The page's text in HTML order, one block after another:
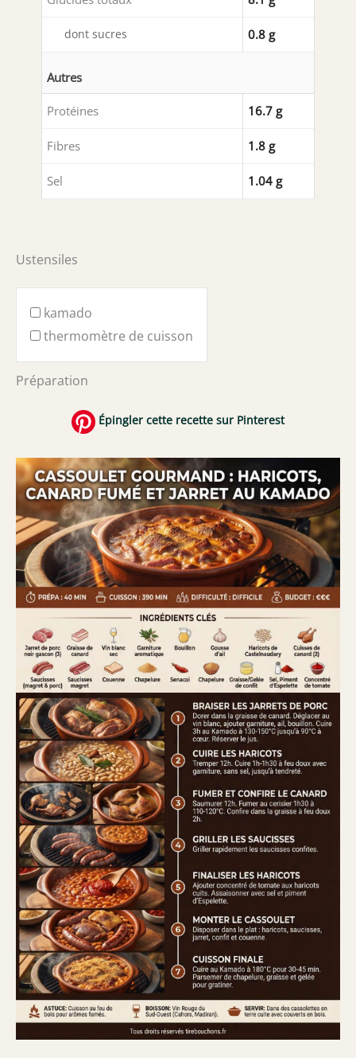
dont sucres 0.8 g
Autres
Protéines 16.7 g
Fibres 1.8 g
Sel 1.04 g
Ustensiles
kamado
thermomètre de cuisson
Préparation
Épingler cette recette sur Pinterest